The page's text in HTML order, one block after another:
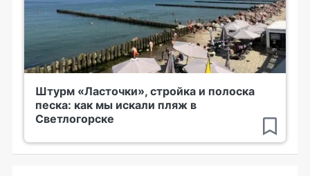
Штурм «Ласточки», стройка и полоска
песка: как мы искали пляж в
Светлогорске